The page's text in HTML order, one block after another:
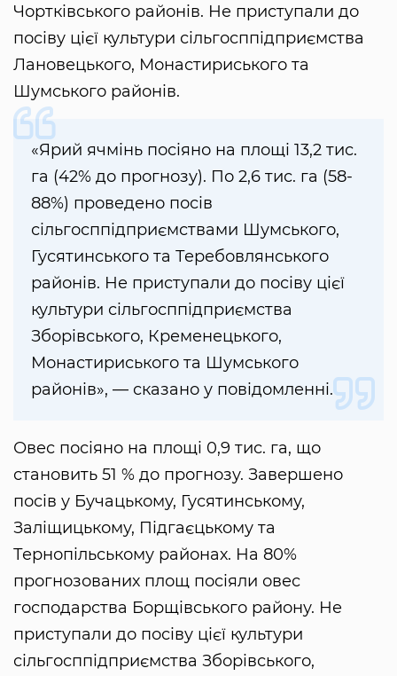
Чортківського районів. Не приступали до
посіву цієї культури сільгосппідприємства
Лановецького, Монастириського та
Шумського районів.
«Ярий ячмінь посіяно на площі 13,2 тис.
га (42% до прогнозу). По 2,6 тис. га (58-
88%) проведено посів
сільгосппідприємствами Шумського,
Гусятинського та Теребовлянського
районів. Не приступали до посіву цієї
культури сільгосппідприємства
Зборівського, Кременецького,
Монастириського та Шумського
районів», — сказано у повідомленні.
Овес посіяно на площі 0,9 тис. га, що
становить 51 % до прогнозу. Завершено
посів у Бучацькому, Гусятинському,
Заліщицькому, Підгаєцькому та
Тернопільському районах. На 80%
прогнозованих площ посіяли овес
господарства Борщівського району. Не
приступали до посіву цієї культури
сільгосппідприємства Зборівського,